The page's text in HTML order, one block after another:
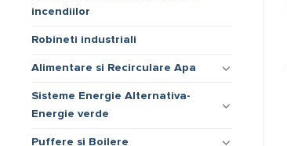
incendiilor
Robineti industriali
Alimentare si Recirculare Apa
Sisteme Energie Alternativa-
Energie verde
Puffere si Boilere